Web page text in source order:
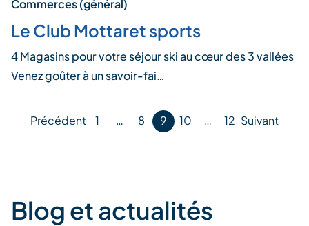
Commerces (général)
Le Club Mottaret sports
4 Magasins pour votre séjour ski au cœur des 3 vallées
Venez goûter à un savoir-fai…
Pagination
Précédent 1 … 8 9 10 … 12 Suivant
Blog et actualités